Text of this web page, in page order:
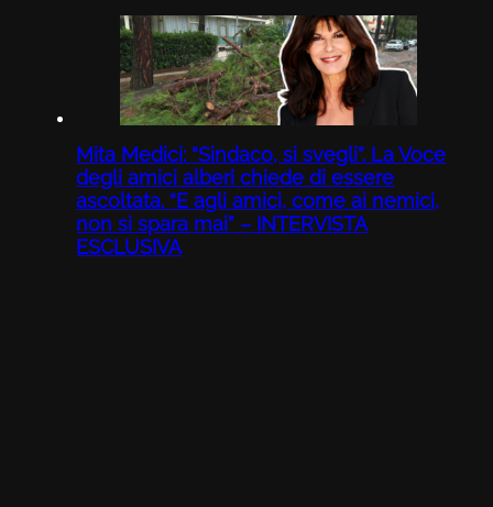
Mita Medici: “Sindaco, si svegli”. La Voce
degli amici alberi chiede di essere
ascoltata. “E agli amici, come ai nemici,
non si spara mai” – INTERVISTA
ESCLUSIVA